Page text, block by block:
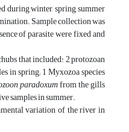
during winter, spring, summer
Sample collection was
of parasite were fixed and
that included: 2 protozoan
in spring; 1 Myxozoa species
paradoxumfrom the gills
samples in summer.
variation of the river in